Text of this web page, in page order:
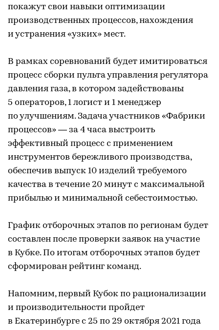
покажут свои навыки оптимизации
производственных процессов, нахождения
и устранения «узких» мест.
В рамках соревнований будет имитироваться
процесс сборки пульта управления регулятора
давления газа, в котором задействованы
5 операторов, 1 логист и 1 менеджер
по улучшениям. Задача участников «Фабрики
процессов» — за 4 часа выстроить
эффективный процесс с применением
инструментов бережливого производства,
обеспечив выпуск 10 изделий требуемого
качества в течение 20 минут с максимальной
прибылью и минимальной себестоимостью.
График отборочных этапов по регионам будет
составлен после проверки заявок на участие
в Кубке. По итогам отборочных этапов будет
сформирован рейтинг команд.
Напомним, первый Кубок по рационализации
и производительности пройдет
в Екатеринбурге с 25 по 29 октября 2021 года